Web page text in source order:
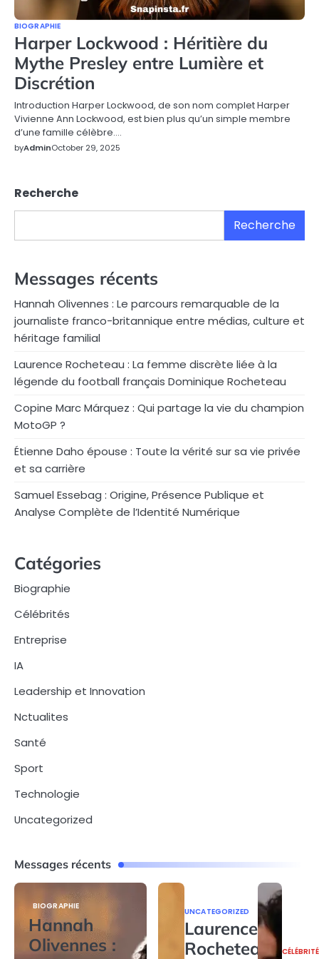
BIOGRAPHIE
Harper Lockwood : Héritière du
Mythe Presley entre Lumière et
Discrétion
Introduction Harper Lockwood, de son nom complet Harper
Vivienne Ann Lockwood, est bien plus qu’un simple membre
d’une famille célèbre.…
byAdminOctober 29, 2025
Recherche
Recherche
Messages récents
Hannah Olivennes : Le parcours remarquable de la
journaliste franco-britannique entre médias, culture et
héritage familial
Laurence Rocheteau : La femme discrète liée à la
légende du football français Dominique Rocheteau
Copine Marc Márquez : Qui partage la vie du champion
MotoGP ?
Étienne Daho épouse : Toute la vérité sur sa vie privée
et sa carrière
Samuel Essebag : Origine, Présence Publique et
Analyse Complète de l’Identité Numérique
Catégories
Biographie
Célébrités
Entreprise
IA
Leadership et Innovation
Nctualites
Santé
Sport
Technologie
Uncategorized
Messages récents
BIOGRAPHIE
Hannah
Olivennes :
UNCATEGORIZED
Laurence
Rocheteau